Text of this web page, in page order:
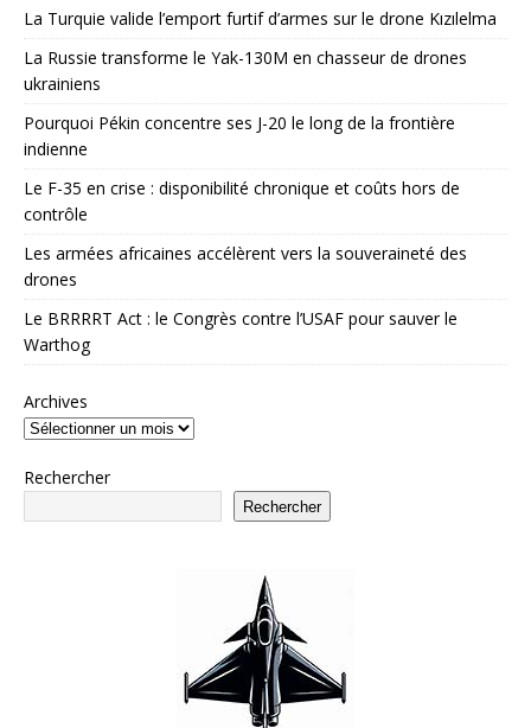
La Turquie valide l’emport furtif d’armes sur le drone Kızılelma
La Russie transforme le Yak-130M en chasseur de drones
ukrainiens
Pourquoi Pékin concentre ses J-20 le long de la frontière
indienne
Le F-35 en crise : disponibilité chronique et coûts hors de
contrôle
Les armées africaines accélèrent vers la souveraineté des
drones
Le BRRRRT Act : le Congrès contre l’USAF pour sauver le
Warthog
Archives
Rechercher
Rechercher